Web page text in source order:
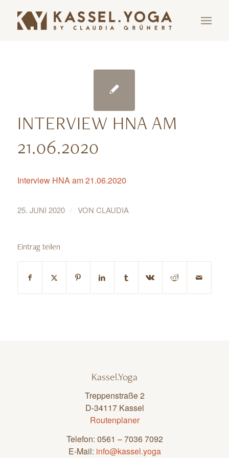
INTERVIEW HNA AM
21.06.2020
Interview HNA am 21.06.2020
25. JUNI 2020 / VON CLAUDIA
Eintrag teilen
Kassel.Yoga
Treppenstraße 2
D-34117 Kassel
Routenplaner
Telefon: 0561 – 7036 7092
E-Mail: info@kassel.yoga